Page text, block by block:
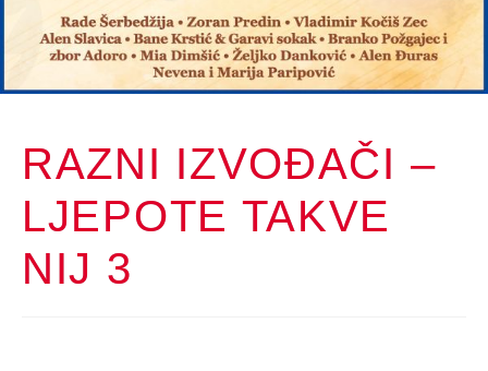
RAZNI IZVOĐAČI –
LJEPOTE TAKVE
NIJ 3